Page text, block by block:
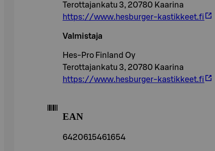
Terottajankatu 3, 20780 Kaarina
https://www.hesburger-kastikkeet.fi
Valmistaja
Hes-Pro Finland Oy
Terottajankatu 3, 20780 Kaarina
https://www.hesburger-kastikkeet.fi
EAN
6420615461654